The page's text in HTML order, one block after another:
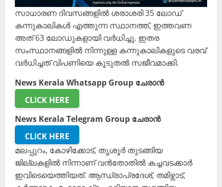
സാധാരണ ദിവസങ്ങളിൽ ശരാശരി 35 ലോഡ്
കന്നുകാലികൾ എത്തുന്ന സ്ഥാനത്ത്, ഇത്തവണ
അത് 63 ലോഡുകളായി വർധിച്ചു. ഇതര
സംസ്ഥാനങ്ങളിൽ നിന്നുള്ള കന്നുകാലികളുടെ വരവ്
വർധിച്ചത് വിപണിയെ കൂടുതൽ സജീവമാക്കി.
News Kerala Whatsapp Group ചേരാൻ
CLICK HERE
News Kerala Telegram Group ചേരാൻ
CLICK HERE
മലപ്പുറം, കോഴിക്കോട്, തൃശൂർ തുടങ്ങിയ
ജില്ലകളിൽ നിന്നാണ് വൻതോതിൽ കച്ചവടക്കാർ
ഇവിടെയെത്തിയത്. ആന്ധ്രാപ്രദേശ്, തമിഴ്നാട്,